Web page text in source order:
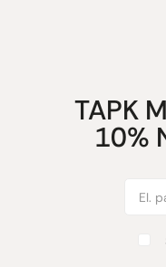
TAPK
10%